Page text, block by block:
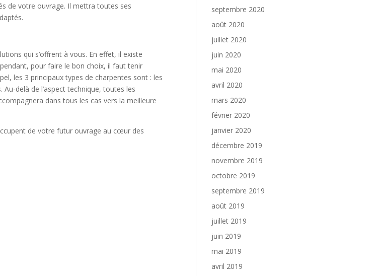
de votre ouvrage. Il mettra toutes ses
qui s’offrent à vous. En effet, il existe
pour faire le bon choix, il faut tenir
les 3 principaux types de charpentes sont : les
delà de l’aspect technique, toutes les
dans tous les cas vers la meilleure
de votre futur ouvrage au cœur des
septembre 2020
août 2020
juillet 2020
juin 2020
mai 2020
avril 2020
mars 2020
février 2020
janvier 2020
décembre 2019
novembre 2019
octobre 2019
septembre 2019
août 2019
juillet 2019
juin 2019
mai 2019
avril 2019